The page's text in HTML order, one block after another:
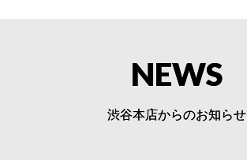
NEWS
渋谷本店からのお知らせ